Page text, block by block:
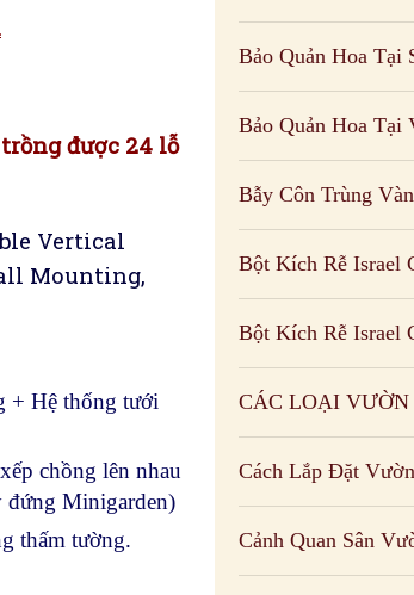
được 24 lỗ
Vertical
Mounting,
+ Hệ thống tưới
chồng lên nhau
đứng Minigarden)
thấm tường.
Bảo Quản Hoa Tại
Bảo Quản Hoa Tại
Bẫy Côn Trùng
Bột Kích Rễ Israel
Bột Kích Rễ Israel
CÁC LOẠI
Cách Lắp Đặt
Cảnh Quan Sân